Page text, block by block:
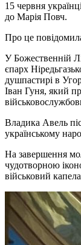
15 червня
до Марія Повч.
Про це
У Божественній
єпарх
душпастирі в
Іван Гуня, який
Владика Авель
українському
На завершення
чудотворною
військовий